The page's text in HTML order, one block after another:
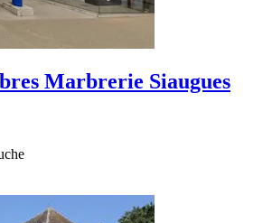
Marbrerie Siaugues